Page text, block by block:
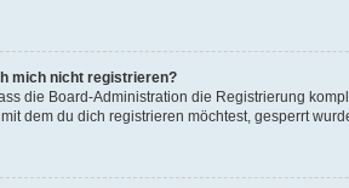
mich nicht registrieren?
die Board-Administration die Registrierung
dem du dich registrieren möchtest, gesperrt